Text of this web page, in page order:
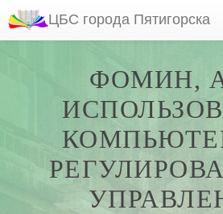
ЦБС города Пятигорска
ФОМИН,